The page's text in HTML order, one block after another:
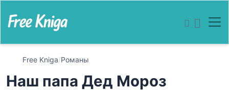
Free Kniga/Романы
Наш папа Дед Мороз